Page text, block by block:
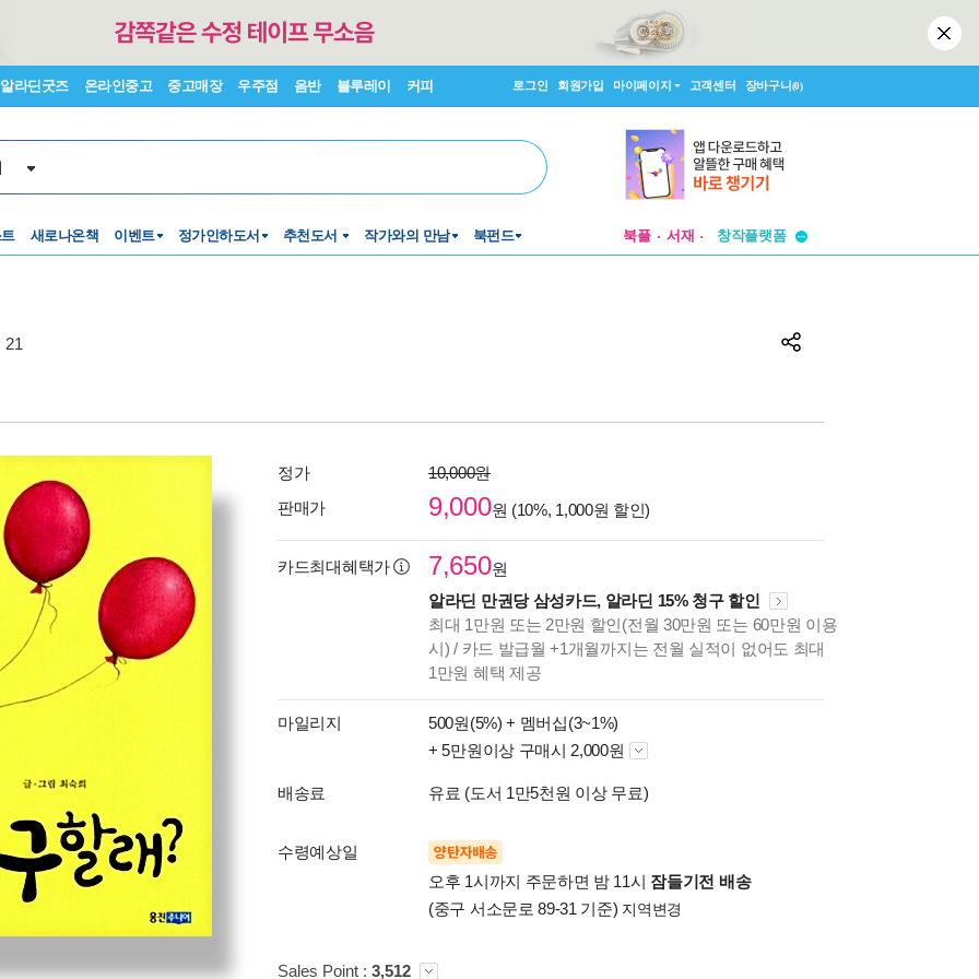
알라딘굿즈 온라인중고 중고매장 우주점 음반 블루레이 커피 로그인 회원가입 마이페이지 고객센터 장바구니(0)
새로나온책 이벤트 정가인하도서 추천도서 작가와의 만남 북펀드 북플 서재
창작플랫폼
21
정가
10,000원
판매가
9,000원 (10%, 1,000원 할인)
카드최대혜택가 7,650원
알라딘 만권당 삼성카드, 알라딘 15% 청구 할인
최대 1만원 또는 2만원 할인(전월 30만원 또는 60만원 이용
시) / 카드 발급월 +1개월까지는 전월 실적이 없어도 최대
1만원 혜택 제공
마일리지 500원(5%) + 멤버십(3~1%)
+ 5만원이상 구매시 2,000원
배송료 유료 (도서 1만5천원 이상 무료)
수령예상일 양탄자배송
오후 1시까지 주문하면 밤 11시 잠들기전 배송
(중구 서소문로 89-31 기준) 지역변경
Sales Point : 3,512